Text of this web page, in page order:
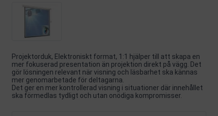
Projektorduk, Elektroniskt format, 1:1 hjälper till att skapa en
mer fokuserad presentation än projektion direkt på vägg. Det
gör lösningen relevant när visning och läsbarhet ska kännas
mer genomarbetade för deltagarna.
Det ger en mer kontrollerad visning i situationer där innehållet
ska förmedlas tydligt och utan onödiga kompromisser.